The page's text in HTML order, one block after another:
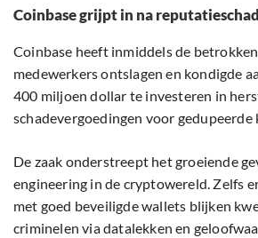
Coinbase grijpt in na
Coinbase heeft inmiddels de
medewerkers ontslagen en kondigde
400 miljoen dollar te investeren in
schadevergoedingen voor gedupeerde
De zaak onderstreept het groeiende
engineering in de cryptowereld. Zelfs
met goed beveiligde wallets blijken
criminelen via datalekken en